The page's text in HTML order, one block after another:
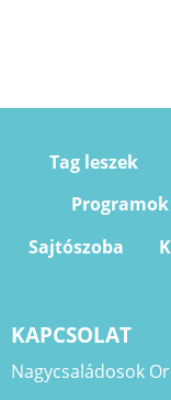
Tag leszek
Programok
Sajtószoba
KAPCSOLAT
Nagycsaládosok